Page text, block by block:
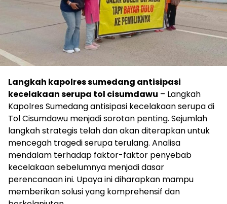
Langkah kapolres sumedang antisipasi
kecelakaan serupa tol cisumdawu – Langkah
Kapolres Sumedang antisipasi kecelakaan serupa di
Tol Cisumdawu menjadi sorotan penting. Sejumlah
langkah strategis telah dan akan diterapkan untuk
mencegah tragedi serupa terulang. Analisa
mendalam terhadap faktor-faktor penyebab
kecelakaan sebelumnya menjadi dasar
perencanaan ini. Upaya ini diharapkan mampu
memberikan solusi yang komprehensif dan